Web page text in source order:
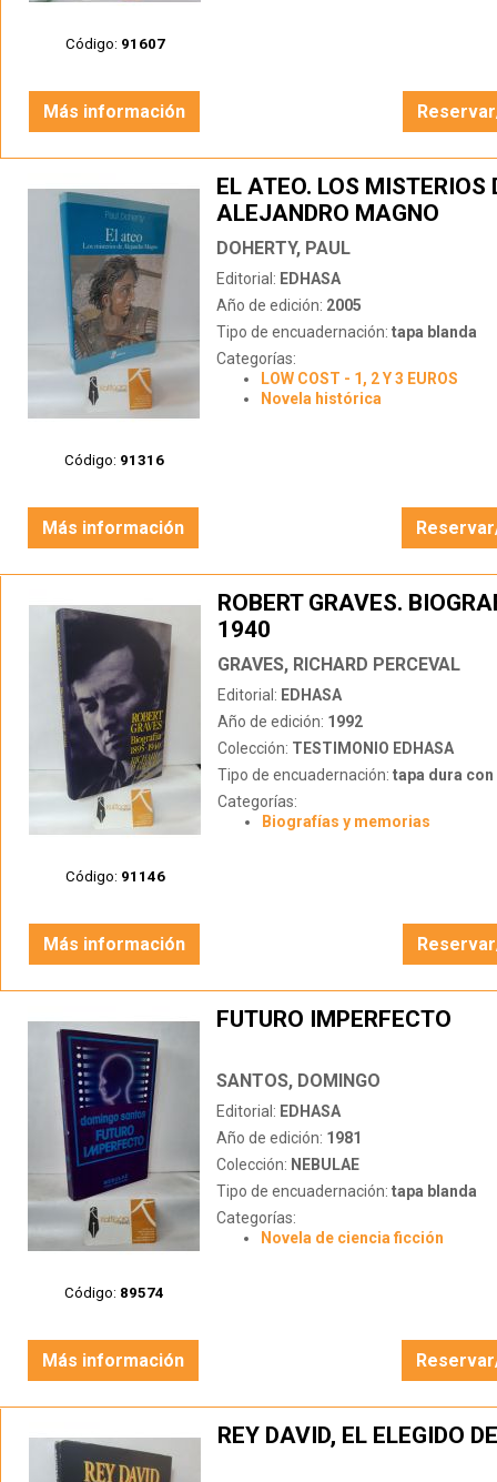
Código: 91607
Más información
Código: 91316
EL ATEO. LOS MISTERIOS
ALEJANDRO MAGNO
DOHERTY, PAUL
Editorial: EDHASA
Año de edición: 2005
Tipo de encuadernación: tapa blanda
Categorías:
LOW COST - 1, 2 Y 3 EUROS
Novela histórica
Más información
Código: 91146
ROBERT GRAVES.
1940
GRAVES, RICHARD PERCEVAL
Editorial: EDHASA
Año de edición: 1992
Colección: TESTIMONIO EDHASA
Tipo de encuadernación: tapa dura con
Categorías:
Biografías y memorias
Más información
Código: 89574
FUTURO IMPERFECTO
SANTOS, DOMINGO
Editorial: EDHASA
Año de edición: 1981
Colección: NEBULAE
Tipo de encuadernación: tapa blanda
Categorías:
Novela de ciencia ficción
Más información
REY DAVID, EL ELEGIDO